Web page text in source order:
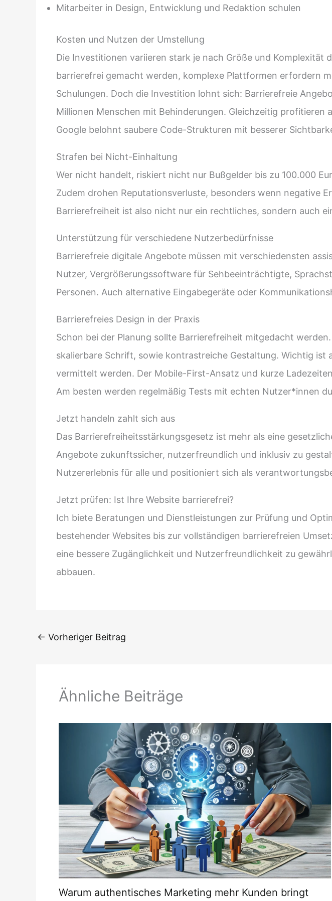
Mitarbeiter in Design, Entwicklung und Redaktion schulen
Kosten und Nutzen der Umstellung
Die Investitionen variieren stark je nach Größe und Komplexität
barrierefrei gemacht werden, komplexe Plattformen erfordern
Schulungen. Doch die Investition lohnt sich: Barrierefreie
Millionen Menschen mit Behinderungen. Gleichzeitig
Google belohnt saubere Code-Strukturen mit besserer
Strafen bei Nicht-Einhaltung
Wer nicht handelt, riskiert nicht nur Bußgelder bis zu 100.000
Zudem drohen Reputationsverluste, besonders wenn negative
Barrierefreiheit ist also nicht nur ein rechtliches, sondern auch
Unterstützung für verschiedene Nutzerbedürfnisse
Barrierefreie digitale Angebote müssen mit verschiedensten
Nutzer, Vergrößerungssoftware für Sehbeeinträchtigte,
Personen. Auch alternative Eingabegeräte oder
Barrierefreies Design in der Praxis
Schon bei der Planung sollte Barrierefreiheit mitgedacht
skalierbare Schrift, sowie kontrastreiche Gestaltung. Wichtig
vermittelt werden. Der Mobile-First-Ansatz und kurze
Am besten werden regelmäßig Tests mit echten Nutzer*innen
Jetzt handeln zahlt sich aus
Das Barrierefreiheitsstärkungsgesetz ist mehr als eine
Angebote zukunftssicher, nutzerfreundlich und inklusiv zu
Nutzererlebnis für alle und positioniert sich als
Jetzt prüfen: Ist Ihre Website barrierefrei?
Ich biete Beratungen und Dienstleistungen zur Prüfung und
bestehender Websites bis zur vollständigen barrierefreien
eine bessere Zugänglichkeit und Nutzerfreundlichkeit zu
abbauen.
← Vorheriger Beitrag
Ähnliche Beiträge
Warum authentisches Marketing mehr Kunden bringt